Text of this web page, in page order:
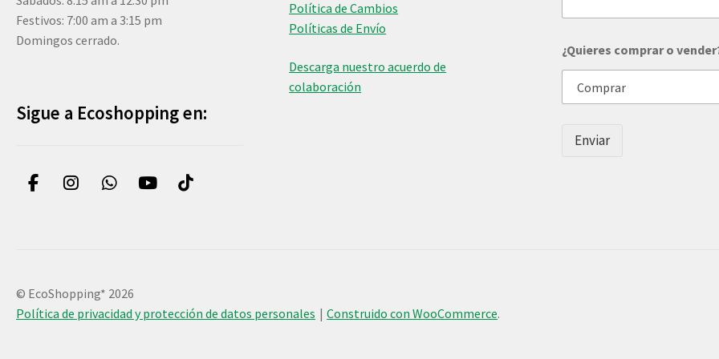
Festivos: 7:00 am a 3:15 pm
Domingos cerrado.
Sigue a Ecoshopping en:
Política de Cambios
Políticas de Envío
Descarga nuestro acuerdo de
colaboración
l
n
o
s
n
¿Quieres comprar o
Enviar
© EcoShopping* 2026
Política de privacidad y protección de datos personales
Construido con WooCommerce.